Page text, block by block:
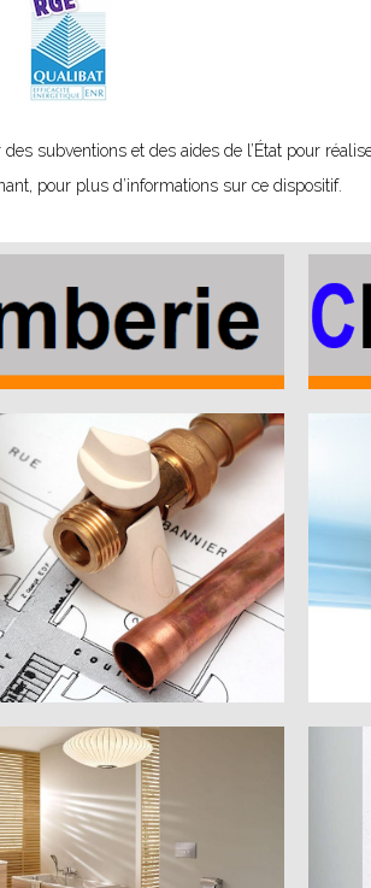
subventions et des aides de l’État pour
pour plus d’informations sur ce dispositif.